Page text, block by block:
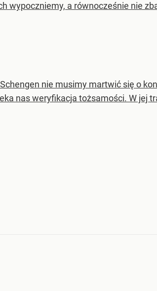
wypoczniemy, a równocześnie nie
nie musimy martwić się o
nas weryfikacja tożsamości. W jej